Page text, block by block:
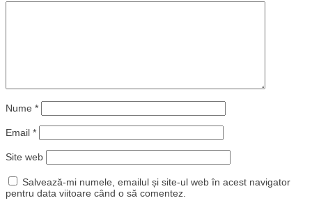
Nume *
Email *
Site web
Salvează-mi numele, emailul și site-ul web în acest navigator
pentru data viitoare când o să comentez.